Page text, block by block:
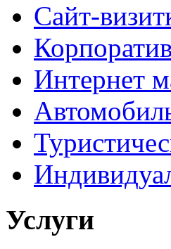
Сайт-
Интернет
Услуги